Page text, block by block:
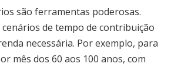
são ferramentas poderosas.
de tempo de contribuição
necessária. Por exemplo, para
mês dos 60 aos 100 anos, com